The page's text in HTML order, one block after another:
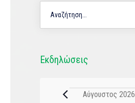
Εκδηλώσεις
Αύγουστος 2026